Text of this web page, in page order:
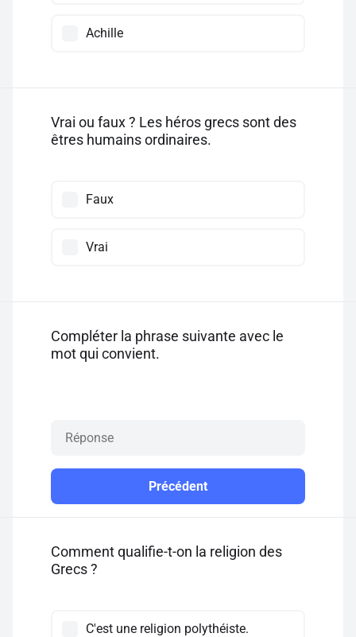
Achille
Vrai ou faux ? Les héros grecs sont des
êtres humains ordinaires.
Faux
Vrai
Compléter la phrase suivante avec le
mot qui convient.
Précédent
Comment qualifie-t-on la religion des
Grecs ?
C'est une religion polythéiste.